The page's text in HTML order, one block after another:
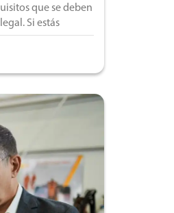
que se deben
Si estás